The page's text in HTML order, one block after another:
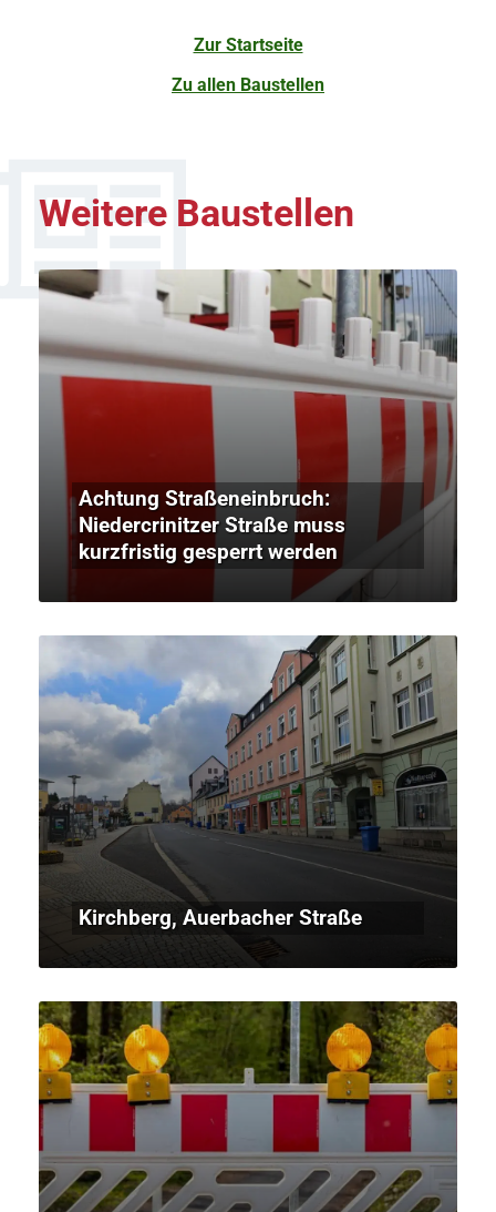
Zur Startseite
Zu allen Baustellen
Weitere Baustellen
Achtung Straßeneinbruch:
Niedercrinitzer Straße muss
kurzfristig gesperrt werden
Kirchberg, Auerbacher Straße